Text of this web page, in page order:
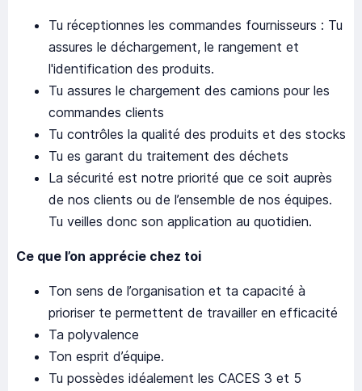
Tu réceptionnes les commandes fournisseurs : Tu
assures le déchargement, le rangement et
l'identification des produits.
Tu assures le chargement des camions pour les
commandes clients
Tu contrôles la qualité des produits et des stocks
Tu es garant du traitement des déchets
La sécurité est notre priorité que ce soit auprès
de nos clients ou de l’ensemble de nos équipes.
Tu veilles donc son application au quotidien.
Ce que l’on apprécie chez toi
Ton sens de l’organisation et ta capacité à
prioriser te permettent de travailler en efficacité
Ta polyvalence
Ton esprit d’équipe.
Tu possèdes idéalement les CACES 3 et 5